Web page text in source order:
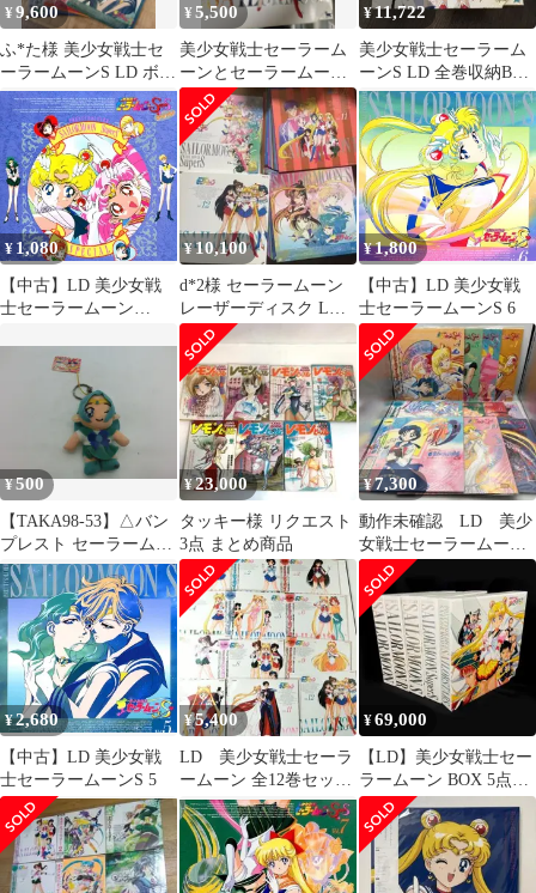
¥9,600
ふ*た様 美少女戦士セ
ーラームーンS LD ボッ
クスセット
¥5,500
美少女戦士セーラーム
ーンとセーラームーン
S、TVシリーズ2 BOX
¥11,722
美少女戦士セーラーム
ーンS LD 全巻収納BOX
セット
¥ 1,080
【中古】LD 美少女戦
士セーラームーン
¥ 10,100
d*2様 セーラームーン
レーザーディスク LD
38枚
¥1,800
【中古】LD 美少女戦
士セーラームーンS 6
¥500
【TAKA98-53】△バン
プレスト セーラームー
ンS とるとるマスコッ
ト セーラーネプチュー
ン
¥23,000
タッキー様 リクエスト
3点 まとめ商品
¥7,300
動作未確認 LD 美少
女戦士セーラームーン
Super S 10巻 + 外伝
¥2,680
【中古】LD 美少女戦
士セーラームーンS 5
¥5,400
LD 美少女戦士セーラ
ームーン 全12巻セッ
ト レーザーディスク
¥69,000
【LD】美少女戦士セー
ラームーン BOX 5点ま
とめ売り /動作未確認